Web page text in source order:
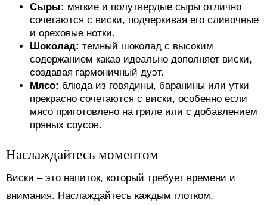
Сыры: мягкие и полутвердые сыры отлично
сочетаются с виски, подчеркивая его сливочные
и ореховые нотки.
Шоколад: темный шоколад с высоким
содержанием какао идеально дополняет виски,
создавая гармоничный дуэт.
Мясо: блюда из говядины, баранины или утки
прекрасно сочетаются с виски, особенно если
мясо приготовлено на гриле или с добавлением
пряных соусов.
Наслаждайтесь моментом
Виски – это напиток, который требует времени и
внимания. Наслаждайтесь каждым глотком,